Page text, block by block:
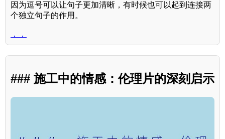
因为逗号可以让句子更加清晰，有时候也可以起到连接两
个独立句子的作用。
，，
### 施工中的情感：伦理片的深刻启示